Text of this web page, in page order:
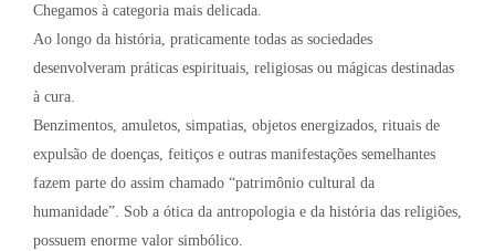
Chegamos à categoria mais delicada.
Ao longo da história, praticamente todas as sociedades
desenvolveram práticas espirituais, religiosas ou mágicas destinadas
à cura.
Benzimentos, amuletos, simpatias, objetos energizados, rituais de
expulsão de doenças, feitiços e outras manifestações semelhantes
fazem parte do assim chamado “patrimônio cultural da
humanidade”. Sob a ótica da antropologia e da história das religiões,
possuem enorme valor simbólico.